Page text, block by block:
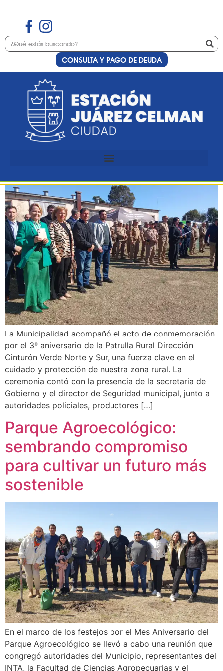
CONSULTA Y PAGO DE DEUDA
Etiqueta:
compromiso
La Patrulla Rural Cumplió
La Municipalidad acompañó el acto de conmemoración
por el 3º aniversario de la Patrulla Rural Dirección
Cinturón Verde Norte y Sur, una fuerza clave en el
cuidado y protección de nuestra zona rural. La
ceremonia contó con la presencia de la secretaria de
Gobierno y el director de Seguridad municipal, junto a
autoridades policiales, productores […]
Parque Agroecológico:
sembrando compromiso
para cultivar un futuro más
sostenible
En el marco de los festejos por el Mes Aniversario del
Parque Agroecológico se llevó a cabo una reunión que
congregó autoridades del Municipio, representantes del
INTA, la Facultad de Ciencias Agropecuarias y el